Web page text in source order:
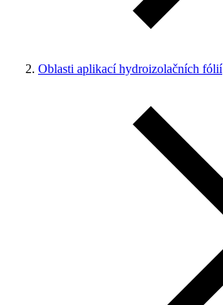
Oblasti aplikací hydroizolačních fólií